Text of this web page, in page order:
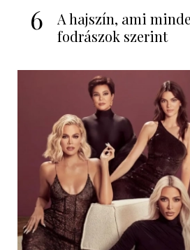
6
A hajszín, ami
fodrászok szerint